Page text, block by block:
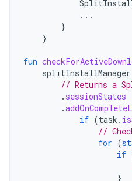
...
}
}
fun
splitInstallManager
// Returns a
. sessionStates
.
if (task .
//
for (
if
}